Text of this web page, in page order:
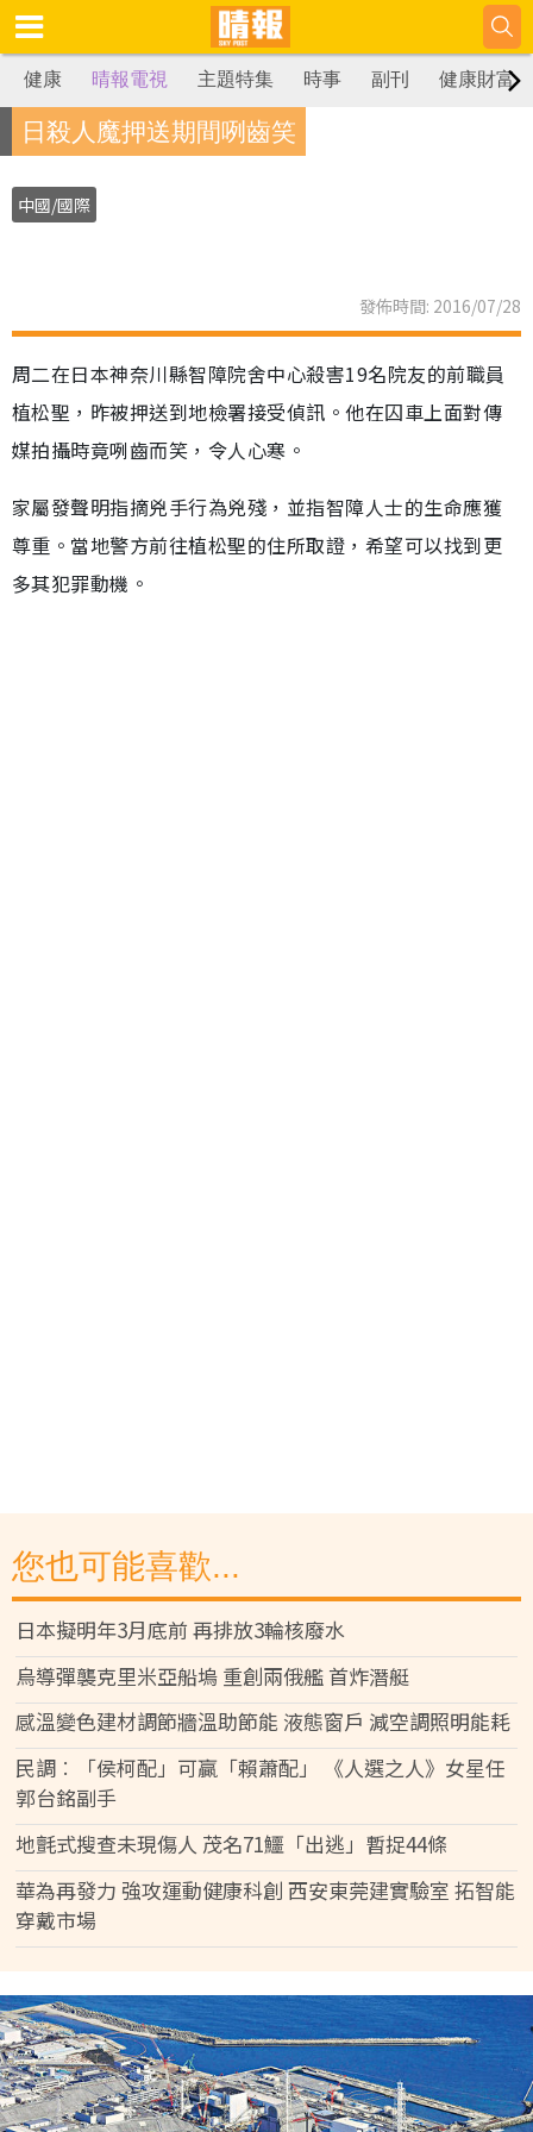
健康 晴報電視 主題特集 時事 副刊 健康財富
日殺人魔押送期間咧齒笑
中國/國際
發佈時間: 2016/07/28
周二在日本神奈川縣智障院舍中心殺害19名院友的前職員
植松聖，昨被押送到地檢署接受偵訊。他在囚車上面對傳
媒拍攝時竟咧齒而笑，令人心寒。
家屬發聲明指摘兇手行為兇殘，並指智障人士的生命應獲
尊重。當地警方前往植松聖的住所取證，希望可以找到更
多其犯罪動機。
您也可能喜歡...
日本擬明年3月底前 再排放3輪核廢水
烏導彈襲克里米亞船塢 重創兩俄艦 首炸潛艇
感溫變色建材調節牆溫助節能 液態窗戶 減空調照明能耗
民調︰「侯柯配」可贏「賴蕭配」 《人選之人》女星任
郭台銘副手
地氈式搜查未現傷人 茂名71鱷「出逃」暫捉44條
華為再發力 強攻運動健康科創 西安東莞建實驗室 拓智能
穿戴市場